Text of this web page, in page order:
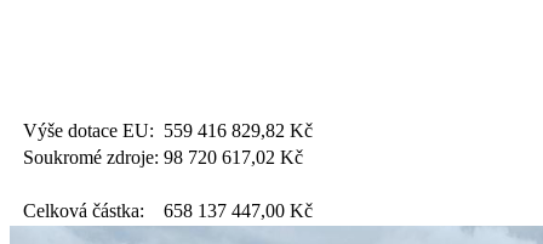
Výše dotace EU: 559 416 829,82 Kč
Soukromé zdroje: 98 720 617,02 Kč
Celková částka: 658 137 447,00 Kč